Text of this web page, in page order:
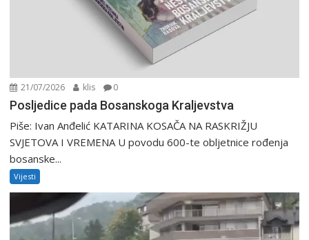
21/07/2026 klis 0
Posljedice pada Bosanskoga Kraljevstva
Piše: Ivan Anđelić KATARINA KOSAČA NA RASKRIŽJU
SVJETOVA I VREMENA U povodu 600-te obljetnice rođenja
bosanske...
Vijesti